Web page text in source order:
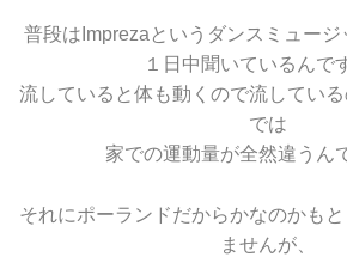
普段はImprezaというダンスミュージ
１日中聞いているんで
流していると体も動くので流してい
では
家での運動量が全然違うん
それにポーランドだからかなのかも
ませんが、